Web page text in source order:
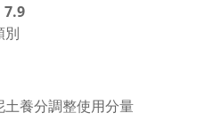
7.9
別
養分調整使用分量